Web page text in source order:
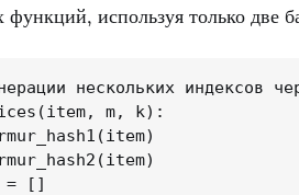
функций, используя только две
нескольких индексов
m, k):
= []